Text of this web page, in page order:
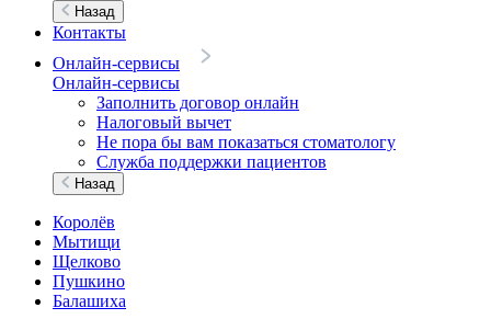
Назад
Контакты
Онлайн-сервисы
Онлайн-сервисы
Заполнить договор онлайн
Налоговый вычет
Не пора бы вам показаться стоматологу
Служба поддержки пациентов
Назад
Королёв
Мытищи
Щелково
Пушкино
Балашиха